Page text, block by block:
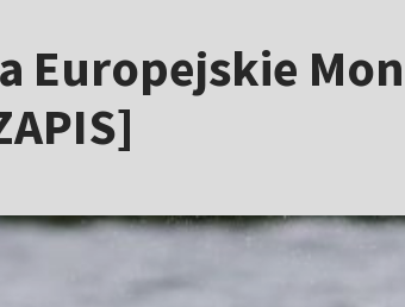
Europejskie